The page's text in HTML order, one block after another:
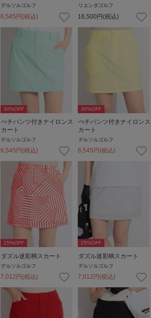
デルソルゴルフ
6,545円(税込)
リエンダゴルフ
16,500円(税込)
30%OFF
ぺチパンツ付きナイロンス
カート
デルソルゴルフ
6,545 円 (税込)
30%OFF
ぺチパンツ付きナイロンス
カート
デルソルゴルフ
6,545 円 (税込)
25%OFF
ダズル迷彩柄スカート
デルソルゴルフ
7,012 円 (税込)
25%OFF
ダズル迷彩柄スカート
デルソルゴルフ
7,012 円 (税込)